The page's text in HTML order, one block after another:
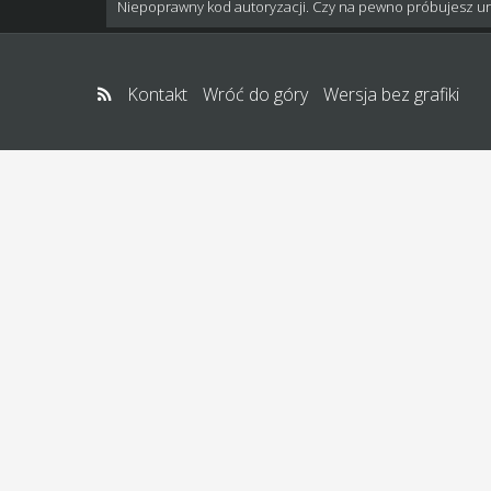
Niepoprawny kod autoryzacji. Czy na pewno próbujesz
Kontakt Wróć do góry Wersja bez grafiki